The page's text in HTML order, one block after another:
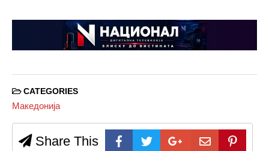
CATEGORIES
Македонија
Share This